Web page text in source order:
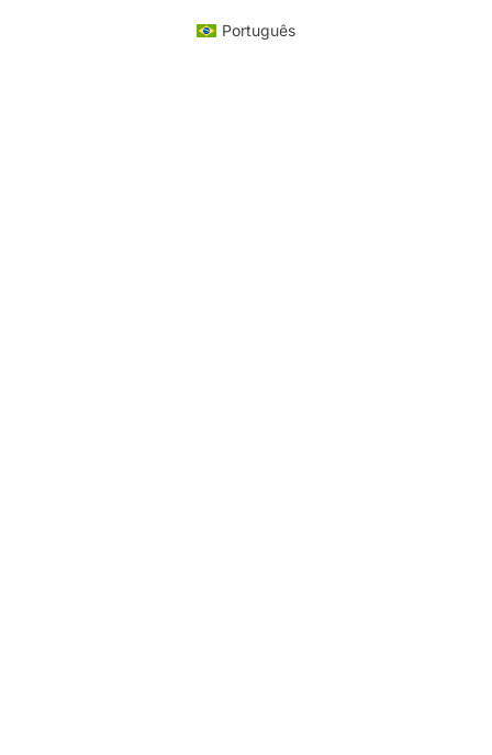
Português